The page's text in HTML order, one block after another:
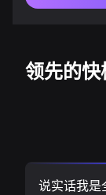
领先的
说实话我是